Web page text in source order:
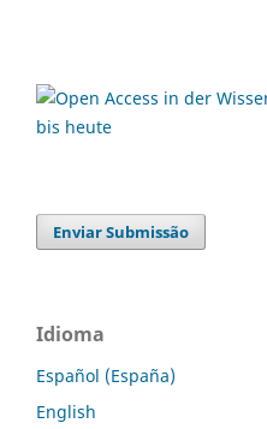
Enviar Submissão
Idioma
Español (España)
English